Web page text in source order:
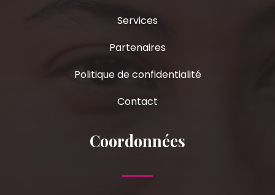
Services
Partenaires
Politique de confidentialité
Contact
Coordonnées